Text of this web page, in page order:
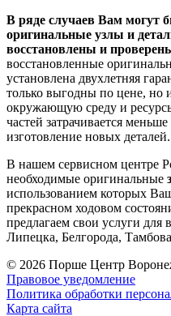
В ряде случаев Вам могут
оригинальные узлы и
восстановлены и
восстановленные
установлена двухлетняя
только выгодны по цене, но
окружающую среду и
частей затрачивается
изготовление новых деталей.
В нашем сервисном центре
необходимые оригинальные
использованием которых
прекрасном ходовом
предлагаем свои услуги для
Липецка, Белгорода,
© 2026 Порше Центр
Правовое уведомление
Политика обработки
Карта сайта